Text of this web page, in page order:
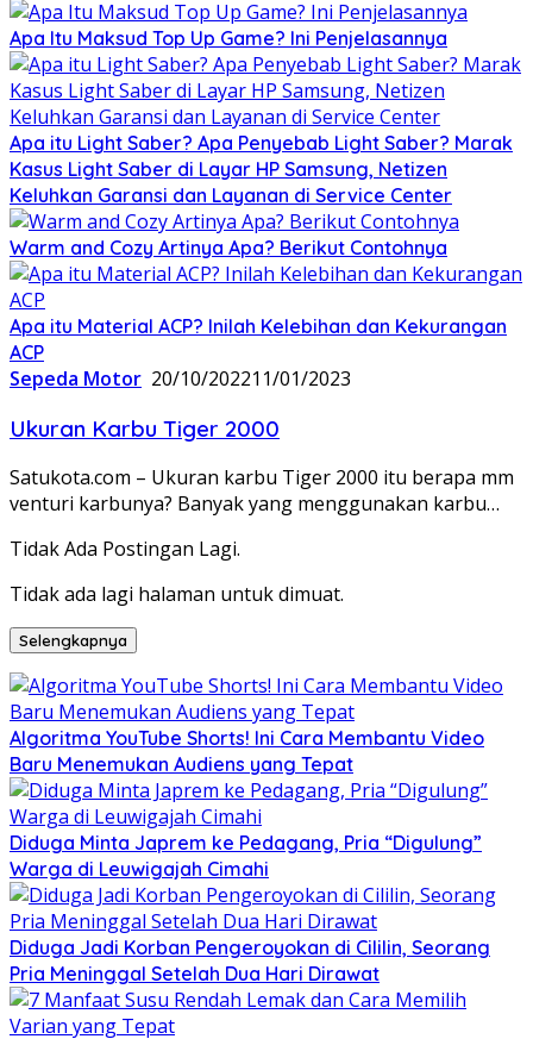
Apa Itu Maksud Top Up Game? Ini Penjelasannya
Apa itu Light Saber? Apa Penyebab Light Saber? Marak
Kasus Light Saber di Layar HP Samsung, Netizen
Keluhkan Garansi dan Layanan di Service Center
Warm and Cozy Artinya Apa? Berikut Contohnya
Apa itu Material ACP? Inilah Kelebihan dan Kekurangan
ACP
Sepeda Motor 20/10/202211/01/2023
Ukuran Karbu Tiger 2000
Satukota.com – Ukuran karbu Tiger 2000 itu berapa mm
venturi karbunya? Banyak yang menggunakan karbu…
Tidak Ada Postingan Lagi.
Tidak ada lagi halaman untuk dimuat.
Selengkapnya
Algoritma YouTube Shorts! Ini Cara Membantu Video
Baru Menemukan Audiens yang Tepat
Diduga Minta Japrem ke Pedagang, Pria “Digulung”
Warga di Leuwigajah Cimahi
Diduga Jadi Korban Pengeroyokan di Cililin, Seorang
Pria Meninggal Setelah Dua Hari Dirawat